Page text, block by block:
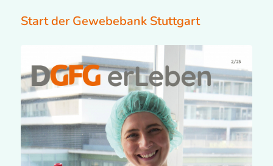
Start der Gewebebank Stuttgart